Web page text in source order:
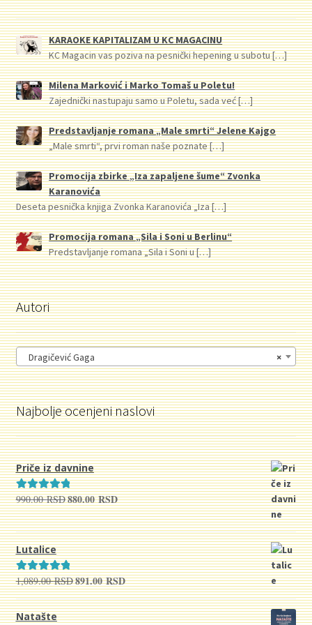
KARAOKE KAPITALIZAM U KC MAGACINU
KC Magacin vas poziva na pesnički hepening u subotu[…]
Milena Marković i Marko Tomaš u Poletu!
Zajednički nastupaju samo u Poletu, sada već[…]
Predstavljanje romana „Male smrti“ Jelene Kajgo
„Male smrti“, prvi roman naše poznate[…]
Promocija zbirke „Iza zapaljene šume“ Zvonka
Karanovića
Deseta pesnička knjiga Zvonka Karanovića „Iza[…]
Promocija romana „Sila i Soni u Berlinu“
Predstavljanje romana „Sila i Soni u[…]
Autori
×
Dragičević Gaga
Najbolje ocenjeni naslovi
Priče iz davnine
Ocenjeno sa
5.00od 5
990.00RSDOriginalna
cena
je
bila:
990.00 RSD.
880.00RSDTrenutna
cena
je:
880.00 RSD.
Lutalice
Ocenjeno sa
5.00od 5
1,089.00RSDOriginalna
cena
je
891.00RSDTrenutna
cena
je:
Natašte